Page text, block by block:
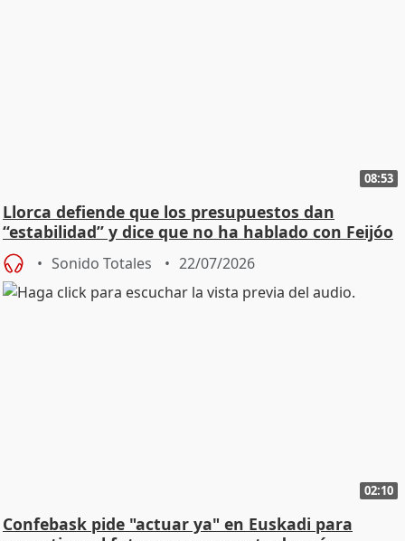
08:53
Llorca defiende que los presupuestos dan
“estabilidad” y dice que no ha hablado con Feijóo
Sonido Totales 22/07/2026
02:10
Confebask pide "actuar ya" en Euskadi para